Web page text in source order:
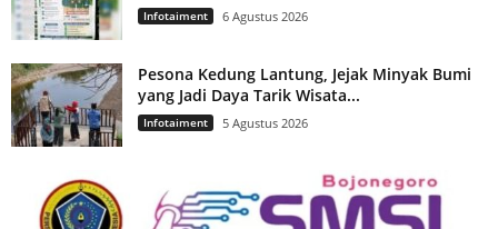
Infotaiment 6 Agustus 2026
Pesona Kedung Lantung, Jejak Minyak Bumi
yang Jadi Daya Tarik Wisata...
Infotaiment 5 Agustus 2026